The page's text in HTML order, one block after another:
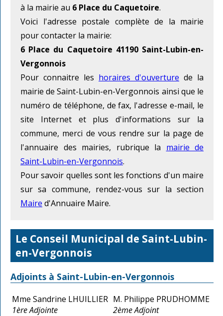
à la mairie au 6 Place du Caquetoire.
Voici l'adresse postale complète de la mairie
pour contacter la mairie:
6 Place du Caquetoire 41190 Saint-Lubin-en-
Vergonnois
Pour connaitre les horaires d'ouverture de la
mairie de Saint-Lubin-en-Vergonnois ainsi que le
numéro de téléphone, de fax, l'adresse e-mail, le
site Internet et plus d'informations sur la
commune, merci de vous rendre sur la page de
l'annuaire des mairies, rubrique la mairie de
Saint-Lubin-en-Vergonnois.
Pour savoir quelles sont les fonctions d'un maire
sur sa commune, rendez-vous sur la section
Maire d'Annuaire Maire.
Le Conseil Municipal de Saint-Lubin-
en-Vergonnois
Adjoints à Saint-Lubin-en-Vergonnois
Mme Sandrine LHUILLIER
1ère Adjointe
M. Philippe PRUDHOMME
2ème Adjoint